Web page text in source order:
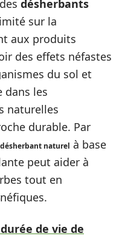
désherbants
sur la
aux produits
des effets néfastes
du sol et
dans les
naturelles
durable. Par
désherbant naturel à base
peut aider à
tout en
de vie de